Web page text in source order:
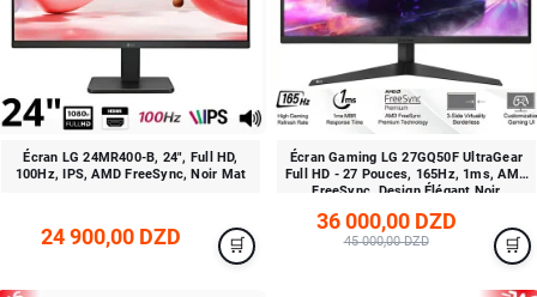
Écran LG 24MR400-B, 24", Full HD,
100Hz, IPS, AMD FreeSync, Noir Mat
24 900,00 DZD
Écran Gaming LG 27GQ50F UltraGear
Full HD - 27 Pouces, 165Hz, 1ms, AMD
FreeSync, Design Élégant Noir
36 000,00 DZD
45 000,00 DZD